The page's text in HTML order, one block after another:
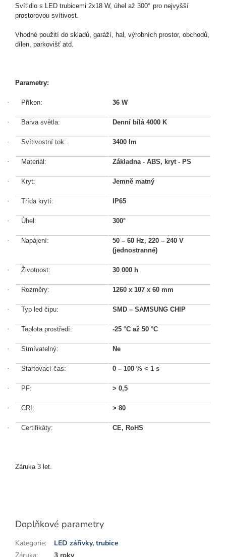
Svítidlo s LED trubicemi 2x18 W, úhel až 300° pro nejvyšší
prostorovou svítivost.
Vhodné použití do skladů, garáží, hal, výrobních prostor, obchodů,
dílen, parkovišť atd.
Parametry:
· Příkon: 36 W
· Barva světla: Denní bílá 4000 K
· Svítivostní tok: 3400 lm
· Materiál: Základna - ABS, kryt - PS
· Kryt: Jemně matný
· Třída krytí: IP65
· Úhel: 300°
· Napájení:
50 – 60 Hz, 220 – 240 V
(jednostranné)
· Životnost: 30 000 h
· Rozměry: 1260 x 107 x 60 mm
· Typ led čipu: SMD – SAMSUNG CHIP
· Teplota prostředí: -25 °C až 50 °C
· Stmívatelný: Ne
· Startovací čas: 0 – 100 %< 1 s
· PF: >0,5
· CRI: > 80
· Certifikáty: CE, RoHS
Záruka 3 let.
Doplňkové parametry
Kategorie:
LED zářivky, trubice
Záruka:
3 roky